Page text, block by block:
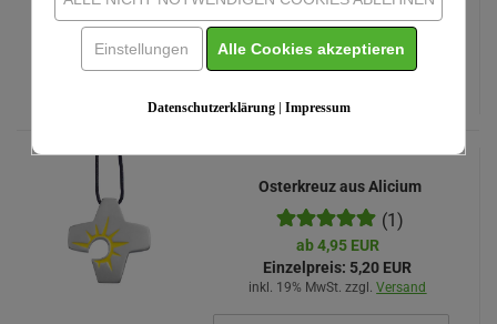
WARENKORB
Osterkreuz aus Alicium
(1)
ab 4,95 EUR
Einzelpreis: 5,20 EUR
inkl. 19% MwSt. zzgl.Versand
Einstellungen Alle Cookies akzeptieren
Datenschutzerklärung| Impressum